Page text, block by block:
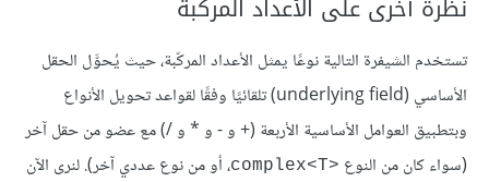
نظرة أخرى على الأعداد المركبة
تستخدم الشيفرة التالية نوعًا يمثل الأعداد المركّبة، حيث يُحوَّل الحقل
الأساسي (underlying field) تلقائيًا وفقًا لقواعد تحويل الأنواع
وبتطبيق العوامل الأساسية الأربعة (+ و - و * و /) مع عضو من حقل آخر
(سواء كان من النوع ‎complex<T>‎، أو من نوع عددي آخر). لنرى الآن